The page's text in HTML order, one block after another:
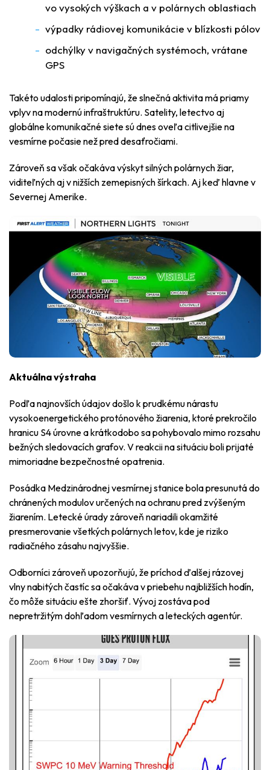
vo vysokých výškach a v polárnych oblastiach
výpadky rádiovej komunikácie v blízkosti pólov
odchýlky v navigačných systémoch, vrátane
GPS
Takéto udalosti pripomínajú, že slnečná aktivita má priamy
vplyv na modernú infraštruktúru. Satelity, letectvo aj
globálne komunikačné siete sú dnes oveľa citlivejšie na
vesmírne počasie než pred desaťročiami.
Zároveň sa však očakáva výskyt silných polárnych žiar,
viditeľných aj v nižších zemepisných šírkach. Aj keď hlavne v
Severnej Amerike.
Aktuálna výstraha
Podľa najnovších údajov došlo k prudkému nárastu
vysokoenergetického protónového žiarenia, ktoré prekročilo
hranicu S4 úrovne a krátkodobo sa pohybovalo mimo rozsahu
bežných sledovacích grafov. V reakcii na situáciu boli prijaté
mimoriadne bezpečnostné opatrenia.
Posádka Medzinárodnej vesmírnej stanice bola presunutá do
chránených modulov určených na ochranu pred zvýšeným
žiarením. Letecké úrady zároveň nariadili okamžité
presmerovanie všetkých polárnych letov, kde je riziko
radiačného zásahu najvyššie.
Odborníci zároveň upozorňujú, že príchod ďalšej rázovej
vlny nabitých častíc sa očakáva v priebehu najbližších hodín,
čo môže situáciu ešte zhoršiť. Vývoj zostáva pod
nepretržitým dohľadom vesmírnych a leteckých agentúr.